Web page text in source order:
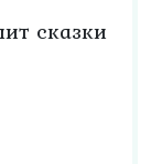
сказки